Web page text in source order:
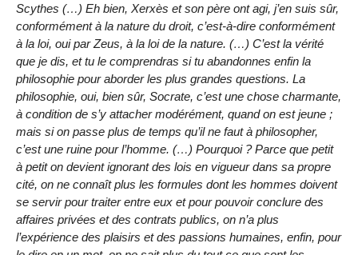
Scythes (…) Eh bien, Xerxès et son père ont agi, j’en suis sûr,
conformément à la nature du droit, c’est-à-dire conformément
à la loi, oui par Zeus, à la loi de la nature. (…) C’est la vérité
que je dis, et tu le comprendras si tu abandonnes enfin la
philosophie pour aborder les plus grandes questions. La
philosophie, oui, bien sûr, Socrate, c’est une chose charmante,
à condition de s’y attacher modérément, quand on est jeune ;
mais si on passe plus de temps qu’il ne faut à philosopher,
c’est une ruine pour l’homme. (…) Pourquoi ? Parce que petit
à petit on devient ignorant des lois en vigueur dans sa propre
cité, on ne connaît plus les formules dont les hommes doivent
se servir pour traiter entre eux et pour pouvoir conclure des
affaires privées et des contrats publics, on n’a plus
l’expérience des plaisirs et des passions humaines, enfin, pour